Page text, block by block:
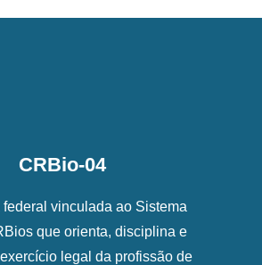
CRBio-04
vinculada ao Sistema
que orienta, disciplina e
legal da profissão de